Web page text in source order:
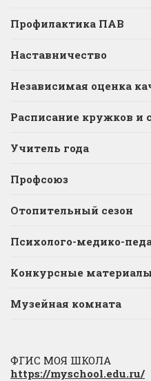
Профилактика ПАВ
Наставничество
Независимая оценка
Расписание кружков и
Учитель года
Профсоюз
Отопительный сезон
Психолого-медико-
Конкурсные
Музейная комната
ФГИС МОЯ ШКОЛА
https://myschool.edu.ru/